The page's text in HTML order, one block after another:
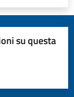
su questa